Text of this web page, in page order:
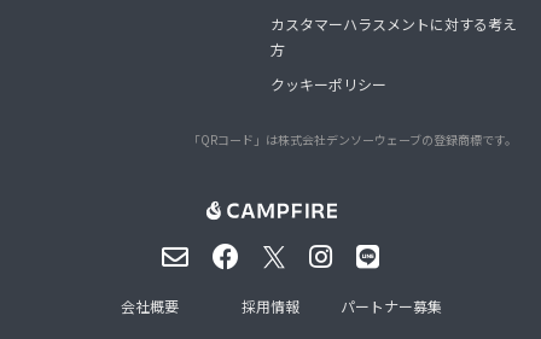
カスタマーハラスメントに対する考え
方
クッキーポリシー
「QRコード」は株式会社デンソーウェーブの登録商標です。
会社概要 採用情報 パートナー募集